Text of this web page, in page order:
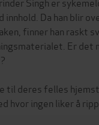
innhold. Da han blir
finner han raskt
Er det
til deres felles
hvor ingen liker å